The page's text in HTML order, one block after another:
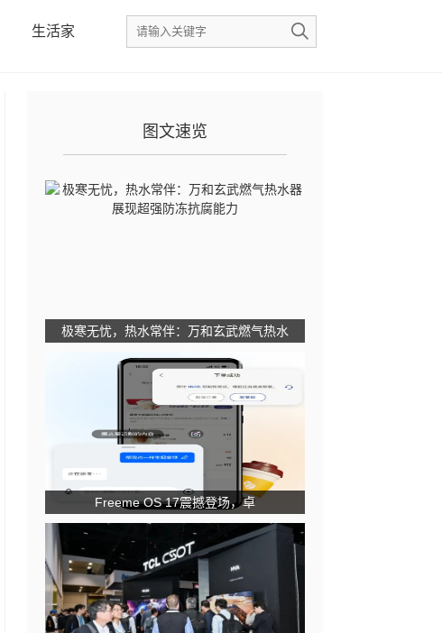
生活家
图文速览
极寒无忧，热水常伴：万和玄武燃气热水
Freeme OS 17震撼登场，卓